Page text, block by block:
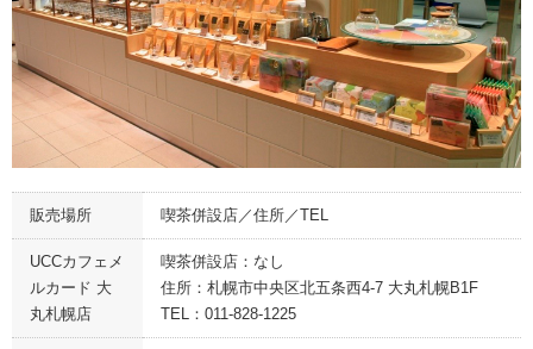
販売場所 喫茶併設店／住所／TEL
UCCカフェメ
ルカード 大
丸札幌店
喫茶併設店：なし
住所：札幌市中央区北五条西4-7 大丸札幌B1F
TEL：011-828-1225